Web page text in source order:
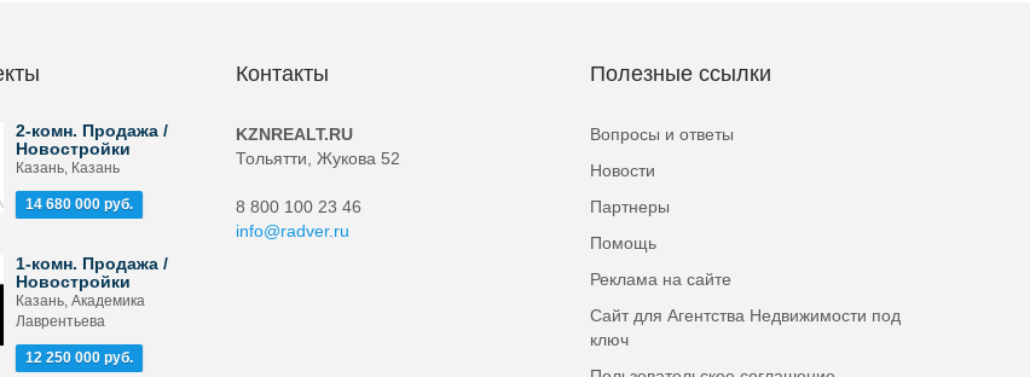
2-комн. Продажа /
Новостройки
Казань, Казань
14 680 000 руб.
1-комн. Продажа /
Новостройки
Казань, Академика
Лаврентьева
12 250 000 руб.
Контакты
KZNREALT.RU
Тольятти, Жукова 52
8 800 100 23 46
info@radver.ru
Полезные ссылки
Вопросы и ответы
Новости
Партнеры
Помощь
Реклама на сайте
Сайт для Агентства Недвижимости под
ключ